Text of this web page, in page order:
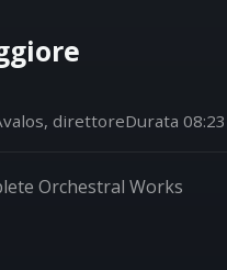
direttoreDurata 08:23
Orchestral Works